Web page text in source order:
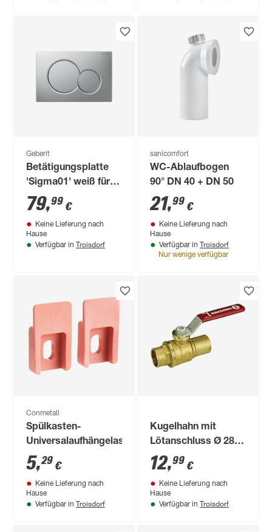
Geberit
Betätigungsplatte
'Sigma01' weiß für
2-Mengen-Spülung
79,99 €
Keine Lieferung nach
Hause
Verfügbar in Troisdorf
sanicomfort
WC-Ablaufbogen
90° DN 40 + DN 50
21,99 €
Keine Lieferung nach
Hause
Verfügbar in Troisdorf
Nur wenige verfügbar
Conmetall
Spülkasten-
Universalaufhängelaschen
5,29 €
Keine Lieferung nach
Hause
Verfügbar in Troisdorf
Kugelhahn mit
Lötanschluss Ø 28
mm
12,99 €
Keine Lieferung nach
Hause
Verfügbar in Troisdorf